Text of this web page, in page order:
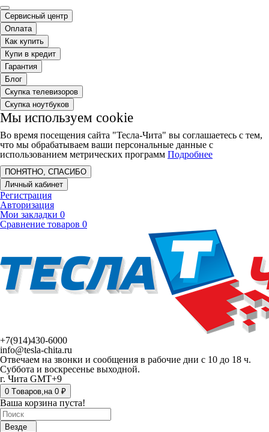
Сервисный центр
Оплата
Как купить
Купи в кредит
Гарантия
Блог
Скупка телевизоров
Скупка ноутбуков
Мы используем cookie
Во время посещения сайта "Тесла-Чита" вы соглашаетесь с тем,
что мы обрабатываем ваши персональные данные с
использованием метрических программ Подробнее
ПОНЯТНО, СПАСИБО
Личный кабинет
Регистрация
Авторизация
Мои закладки 0
Сравнение товаров 0
+7(914)430-6000
info@tesla-chita.ru
Отвечаем на звонки и сообщения в рабочие дни с 10 до 18 ч.
Суббота и воскресенье выходной.
г. Чита GMT+9
0 Tоваров,на 0 ₽
Ваша корзина пуста!
Везде